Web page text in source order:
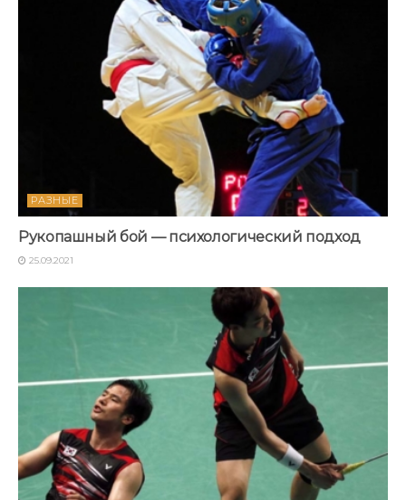
РАЗНЫЕ
Рукопашный бой — психологический подход
25.09.2021